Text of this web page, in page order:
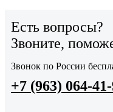
Есть вопросы?
Звоните,
Звонок по России
+7 (963) 064-